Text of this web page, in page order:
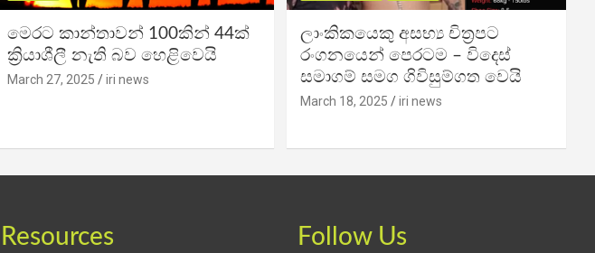
මෙරට කාන්තාවන් 100කින් 44ක්
ක්‍රියාශීලී නැති බව හෙළිවෙයි
March 27, 2025 iri news
ලාංකිකයෙකු අසභ්‍ය චිත්‍රපට
රංගනයෙන් පෙරටම – විදෙස්
සමාගම් සමග ගිවිසුම්ගත වෙයි
March 18, 2025 iri news
Resources Follow Us